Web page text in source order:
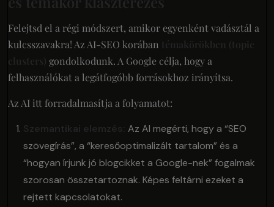
Felejtsd el a régi módszert, amikor egyenként vadásztál a
kulcsszavakra! Az AI-SEO korában
témakörökben (topic
clusters) gondolkodunk. A Google célja, hogy a
felhasználókat a legátfogóbb forrásokhoz irányítsa.
Az AI itt forradalmasítja a folyamatot:
Szemantikai elemzés:
Az AI megérti, hogy a “SEO
szövegírás”, a “keresőoptimalizált tartalom” és a
“hogyan írjunk jó blogcikket a Google-nek” fogalmak
szorosan összetartoznak. Képes feltárni ezeket a
rejtett kapcsolatokat.